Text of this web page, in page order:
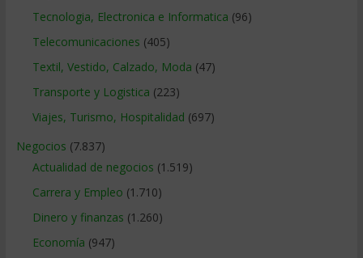
Tecnologia, Electronica e Informatica (96)
Telecomunicaciones (405)
Textil, Vestido, Calzado, Moda (47)
Transporte y Logistica (223)
Viajes, Turismo, Hospitalidad (697)
Negocios (7.837)
Actualidad de negocios (1.519)
Carrera y Empleo (1.710)
Dinero y finanzas (1.260)
Economía (947)